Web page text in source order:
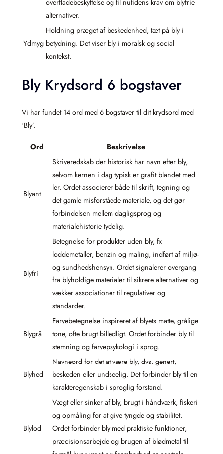
overfladebeskyttelse og til nutidens krav om blyfrie
alternativer.
Ydmyg
Holdning præget af beskedenhed, tæt på bly i
betydning. Det viser bly i moralsk og social
kontekst.
Bly Krydsord 6 bogstaver
Vi har fundet 14 ord med 6 bogstaver til dit krydsord med
‘Bly’.
Ord Beskrivelse
Blyant
Skriveredskab der historisk har navn efter bly,
selvom kernen i dag typisk er grafit blandet med
ler. Ordet associerer både til skrift, tegning og
det gamle misforståede materiale, og det gør
forbindelsen mellem dagligsprog og
materialehistorie tydelig.
Blyfri
Betegnelse for produkter uden bly, fx
loddemetaller, benzin og maling, indført af miljø-
og sundhedshensyn. Ordet signalerer overgang
fra blyholdige materialer til sikrere alternativer og
vækker associationer til regulativer og
standarder.
Blygrå
Farvebetegnelse inspireret af blyets matte, grålige
tone, ofte brugt billedligt. Ordet forbinder bly til
stemning og farvepsykologi i sprog.
Blyhed
Navneord for det at være bly, dvs. genert,
beskeden eller undseelig. Det forbinder bly til en
karakteregenskab i sproglig forstand.
Blylod
Vægt eller sinker af bly, brugt i håndværk, fiskeri
og opmåling for at give tyngde og stabilitet.
Ordet forbinder bly med praktiske funktioner,
præcisionsarbejde og brugen af blødmetal til